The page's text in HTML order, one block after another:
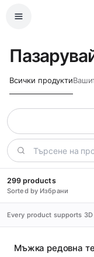
Всички продукти
299 products
Sorted by Избрани
Every product supports
Мъжка редовна